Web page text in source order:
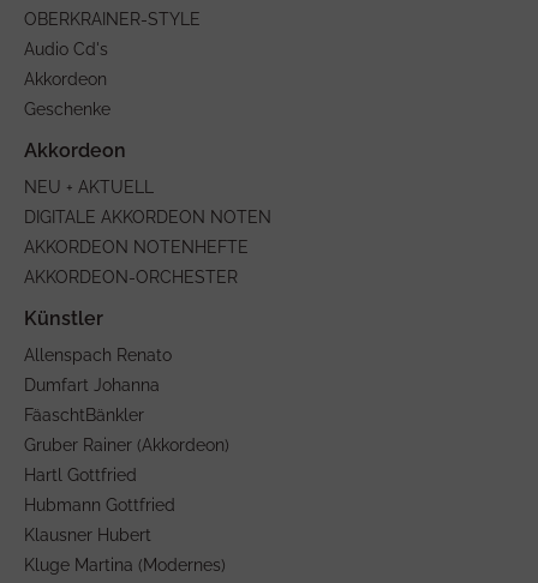
OBERKRAINER-STYLE
Audio Cd's
Akkordeon
Geschenke
NEU + AKTUELL
DIGITALE AKKORDEON NOTEN
AKKORDEON NOTENHEFTE
AKKORDEON-ORCHESTER
Allenspach Renato
Dumfart Johanna
FäaschtBänkler
Gruber Rainer (Akkordeon)
Hartl Gottfried
Hubmann Gottfried
Klausner Hubert
Kluge Martina (Modernes)